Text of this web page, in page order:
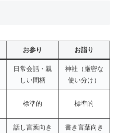
お参り お詣り
日常会話・親
しい間柄
神社（厳密な
使い分け）
標準的 標準的
話し言葉向き 書き言葉向き